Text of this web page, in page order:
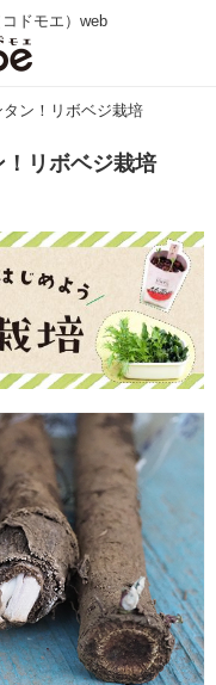
ドモエ）web
ン！リボベジ栽培
リボベジ栽培